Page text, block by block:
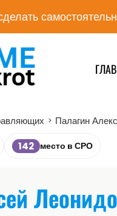
> Палагин
142 место в СРО